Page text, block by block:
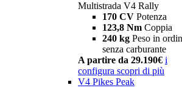
Multistrada V4 Rally
170 CV Potenza
123,8 Nm Coppia
240 kg Peso in
senza carburante
A partire da 29.190€ i
configura scopri di più
V4 Pikes Peak